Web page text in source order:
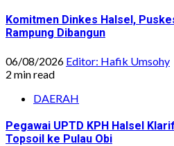
Komitmen Dinkes Halsel,
Rampung Dibangun
06/08/2026 Editor: Hafik Umsohy
2 min read
DAERAH
Pegawai UPTD KPH Halsel
Topsoil ke Pulau Obi